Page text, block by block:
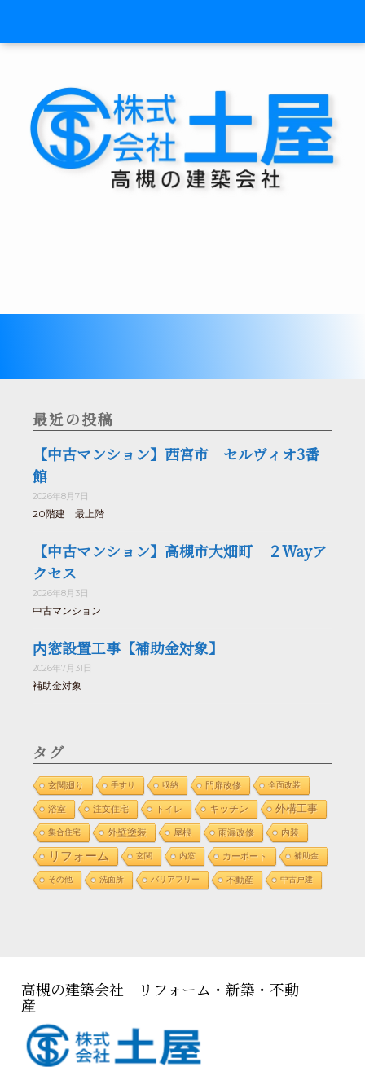
最近の投稿
【中古マンション】西宮市 セルヴィオ3番
館
2026年8月7日
20階建 最上階
【中古マンション】高槻市大畑町 ２Wayア
クセス
2026年8月3日
中古マンション
内窓設置工事【補助金対象】
2026年7月31日
補助金対象
タグ
玄関廻り 手すり 収納 門扉改修 全面改装
浴室 注文住宅 トイレ キッチン 外構工事
集合住宅 外壁塗装 屋根 雨漏改修 内装
リフォーム 玄関 内窓 カーポート 補助金
その他 洗面所 バリアフリー 不動産 中古戸建
高槻の建築会社 リフォーム・新築・不動
産